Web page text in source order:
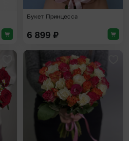
Букет Принцесса
6 899 ₽
Добавить в избранное